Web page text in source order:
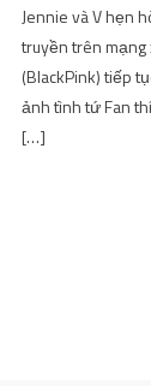
Jennie và V hẹn
truyền trên mạng
(BlackPink) tiếp
ảnh tình tứ Fan
[…]